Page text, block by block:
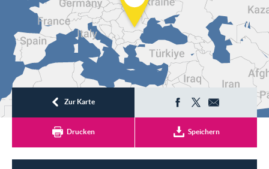
Login
Registrieren
LÄNDER
MENSCHEN
SERVICE
Zur Karte
Drucken Speichern